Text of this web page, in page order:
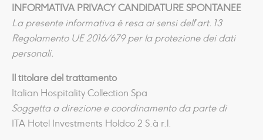
INFORMATIVA PRIVACY CANDIDATURE SPONTANEE
La presente informativa è resa ai sensi dell’art. 13
Regolamento UE 2016/679 per la protezione dei dati
personali.
Il titolare del trattamento
Italian Hospitality Collection Spa
Soggetta a direzione e coordinamento da parte di
ITA Hotel Investments Holdco 2 S.à r.l.